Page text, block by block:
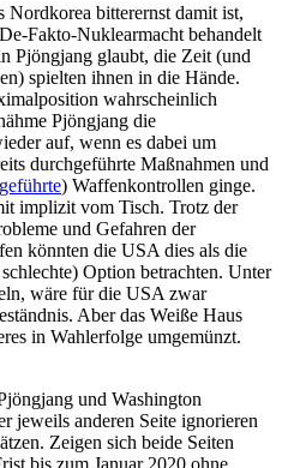
Nordkorea bitterernst damit ist,
Fakto-Nuklearmacht behandelt
Pjöngjang glaubt, die Zeit (und
spielten ihnen in die Hände.
wahrscheinlich
Pjöngjang die
auf, wenn es dabei um
durchgeführte Maßnahmen und
) Waffenkontrollen ginge.
implizit vom Tisch. Trotz der
und Gefahren der
könnten die USA dies als die
Option betrachten. Unter
wäre für die USA zwar
Aber das Weiße Haus
in Wahlerfolge umgemünzt.
und Washington
jeweils anderen Seite ignorieren
Zeigen sich beide Seiten
bis zum Januar 2020 ohne